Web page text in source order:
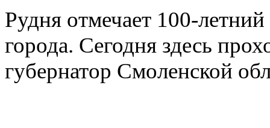
Рудня отмечает 100-
города. Сегодня здесь
губернатор Смоленской